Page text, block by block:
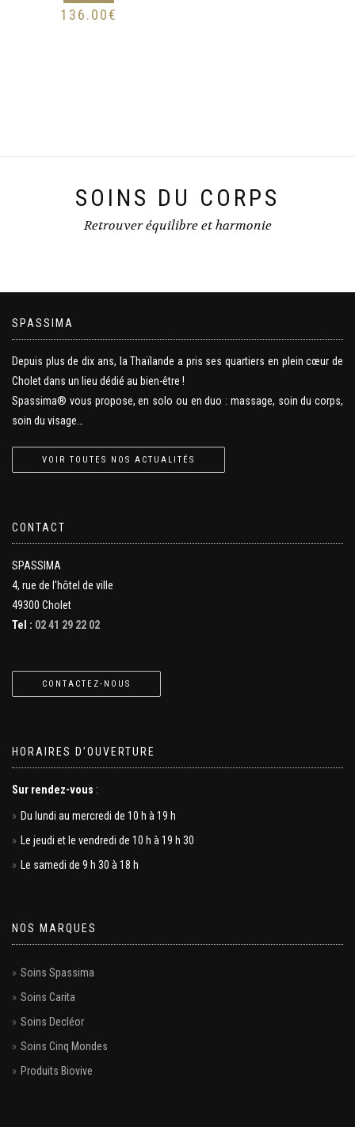
136.00€
SOINS DU CORPS
Retrouver équilibre et harmonie
SPASSIMA
Depuis plus de dix ans, la Thaïlande a pris ses quartiers en plein cœur de
Cholet dans un lieu dédié au bien-être !
Spassima® vous propose, en solo ou en duo : massage, soin du corps,
soin du visage…
VOIR TOUTES NOS ACTUALITÉS
CONTACT
SPASSIMA
4, rue de l'hôtel de ville
49300 Cholet
Tel : 02 41 29 22 02
CONTACTEZ-NOUS
HORAIRES D’OUVERTURE
Sur rendez-vous :
Du lundi au mercredi de 10 h à 19 h
Le jeudi et le vendredi de 10 h à 19 h 30
Le samedi de 9 h 30 à 18 h
NOS MARQUES
Soins Spassima
Soins Carita
Soins Decléor
Soins Cinq Mondes
Produits Biovive